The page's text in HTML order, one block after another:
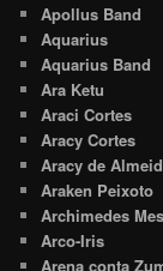
Apollus Band
Aquarius
Aquarius Band
Ara Ketu
Araci Cortes
Aracy Cortes
Aracy de
Araken Peixoto
Archimedes
Arco-Iris
Arena conta